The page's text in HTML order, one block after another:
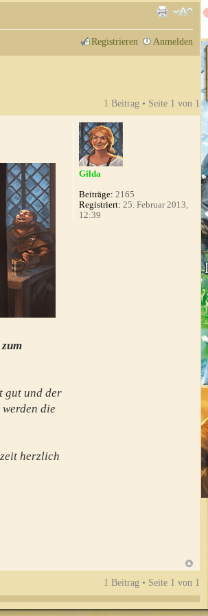
Registrieren Anmelden
1 Beitrag • Seite 1 von 1
gut und der
die
herzlich
Gilda
Beiträge: 2165
Registriert: 25. Februar 2013,
12:39
1 Beitrag • Seite 1 von 1